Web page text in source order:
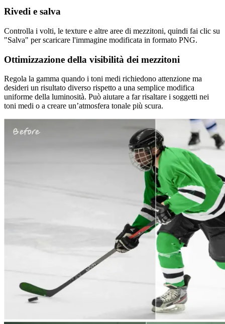
Rivedi e salva
Controlla i volti, le texture e altre aree di mezzitoni, quindi fai clic su
"Salva" per scaricare l'immagine modificata in formato PNG.
Ottimizzazione della visibilità dei mezzitoni
Regola la gamma quando i toni medi richiedono attenzione ma
desideri un risultato diverso rispetto a una semplice modifica
uniforme della luminosità. Può aiutare a far risaltare i soggetti nei
toni medi o a creare un’atmosfera tonale più scura.